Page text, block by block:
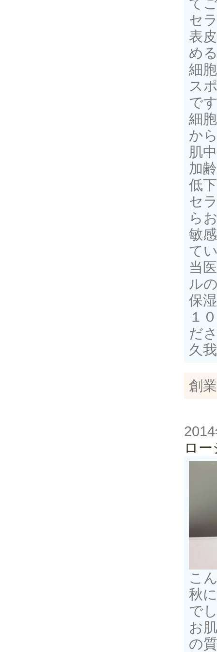
て
セ
表
め
細
ス
で
細
か
肌
加
低
セ
ら
敏
て
当
ル
保
１
だ
久
創
ロ
こ
秋
で
お
の